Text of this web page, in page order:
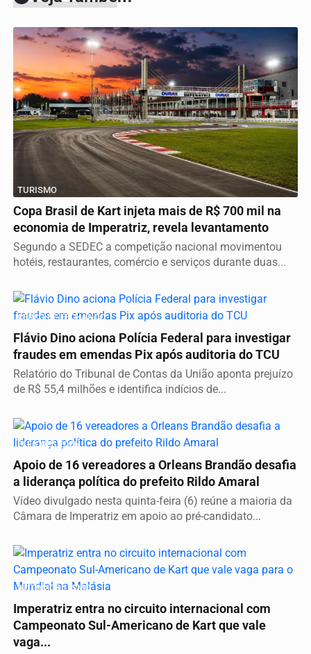
TURISMO
Copa Brasil de Kart injeta mais de R$ 700 mil na
economia de Imperatriz, revela levantamento
Segundo a SEDEC a competição nacional movimentou
hotéis, restaurantes, comércio e serviços durante duas...
CERCO SE FECHANDO
Flávio Dino aciona Polícia Federal para investigar
fraudes em emendas Pix após auditoria do TCU
Relatório do Tribunal de Contas da União aponta prejuízo
de R$ 55,4 milhões e identifica indícios de...
ELEIÇÕES 2026
Apoio de 16 vereadores a Orleans Brandão desafia
a liderança política do prefeito Rildo Amaral
Vídeo divulgado nesta quinta-feira (6) reúne a maioria da
Câmara de Imperatriz em apoio ao pré-candidato...
AUTOMOBILISMO
Imperatriz entra no circuito internacional com
Campeonato Sul-Americano de Kart que vale
vaga...